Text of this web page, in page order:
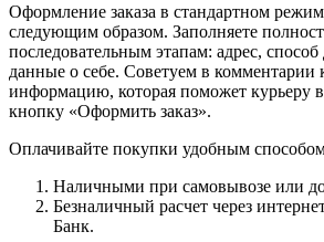
Оформление заказа в стандартном
следующим образом. Заполняете
последовательным этапам: адрес,
данные о себе. Советуем в комментарии
информацию, которая поможет курьеру
кнопку «Оформить заказ».
Оплачивайте покупки удобным
Наличными при самовывозе или
Безналичный расчет через
Банк.